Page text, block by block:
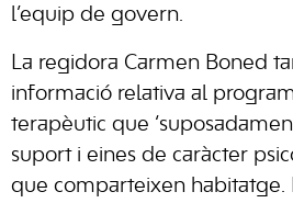
l’equip de govern.
La regidora Carmen Boned
informació relativa al
terapèutic que
suport i eines de caràcter
que comparteixen habitatge.